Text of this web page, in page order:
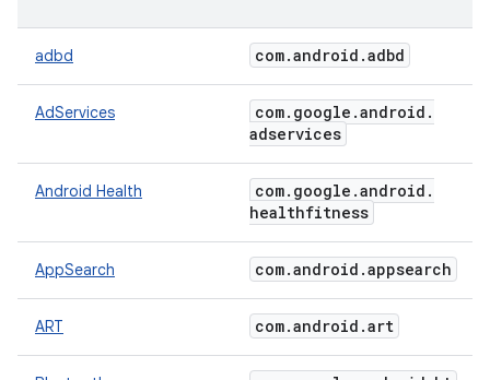
adbd com.android .adbd
AdServices com. google .android .
adservices
Android Health com. google .android .
healthfitness
AppSearch com.android .appsearch
ART com.android .art